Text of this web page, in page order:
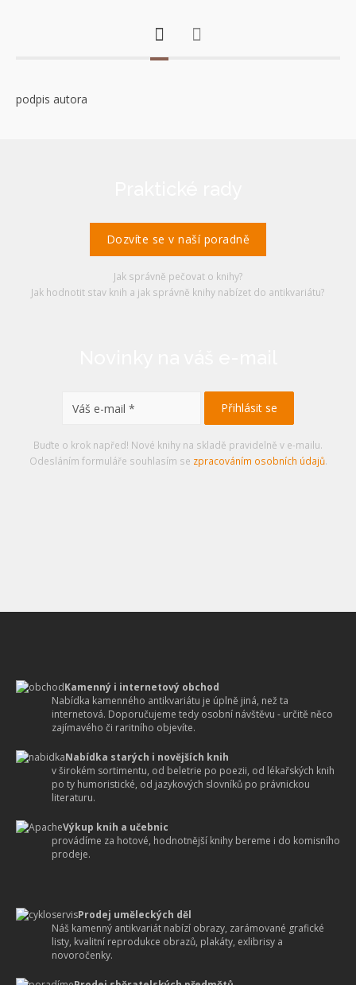
podpis autora
Dozvíte se v naší poradně
Jak správně pečovat o knihy?
Jak hodnotit stav knih a jak správně knihy nabízet do antikvariátu?
Buďte o krok napřed! Nové knihy na skladě pravidelně v e-mailu.
Odesláním formuláře souhlasím se zpracováním osobních údajů.
Kamenný i internetový obchod
Nabídka kamenného antikvariátu je úplně jiná, než ta
internetová. Doporučujeme tedy osobní návštěvu - určitě něco
zajímavého či raritního objevíte.
Nabídka starých i novějších knih
v širokém sortimentu, od beletrie po poezii, od lékařských knih
po ty humoristické, od jazykových slovníků po právnickou
literaturu.
Výkup knih a učebnic
provádíme za hotové, hodnotnější knihy bereme i do komisního
prodeje.
Prodej uměleckých děl
Náš kamenný antikvariát nabízí obrazy, zarámované grafické
listy, kvalitní reprodukce obrazů, plakáty, exlibrisy a
novoročenky.